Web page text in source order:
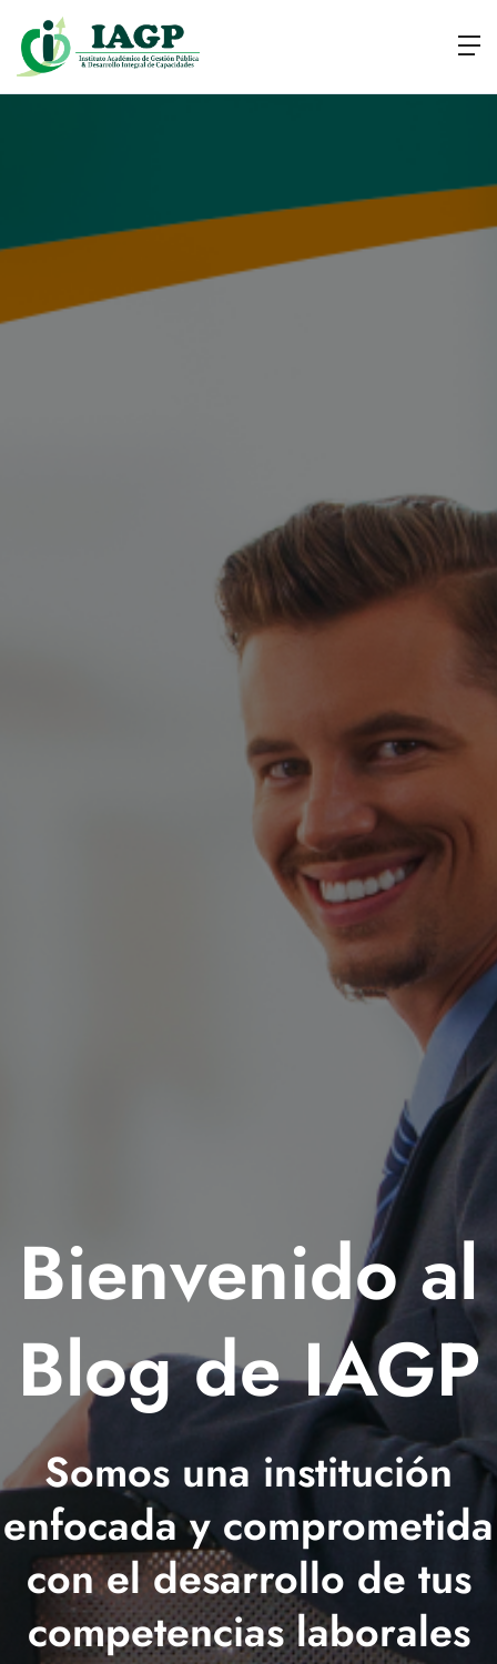
Bienvenido al
Blog de IAGP
Somos una institución
enfocada y comprometida
con el desarrollo de tus
competencias laborales